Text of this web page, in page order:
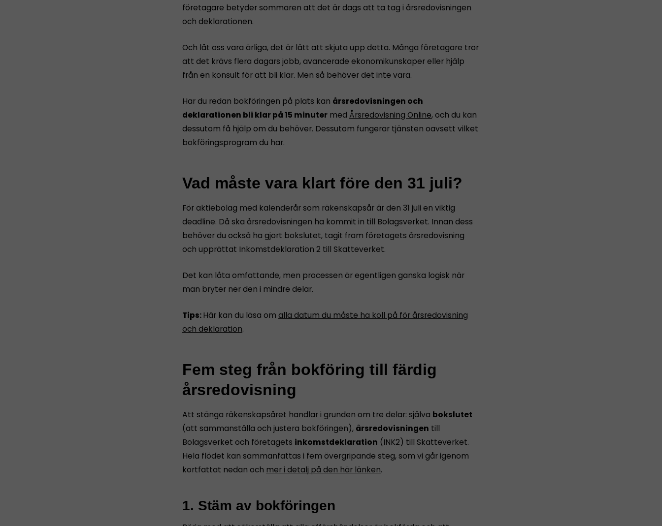
företagare betyder sommaren att det är dags att ta tag i årsredovisningen
och deklarationen.
Och låt oss vara ärliga, det är lätt att skjuta upp detta. Många företagare tror
att det krävs flera dagars jobb, avancerade ekonomikunskaper eller hjälp
från en konsult för att bli klar. Men så behöver det inte vara.
Har du redan bokföringen på plats kan årsredovisningen och
deklarationen bli klar på 15 minuter med Årsredovisning Online, och du kan
dessutom få hjälp om du behöver. Dessutom fungerar tjänsten oavsett vilket
bokföringsprogram du har.
Vad måste vara klart före den 31 juli?
För aktiebolag med kalenderår som räkenskapsår är den 31 juli en viktig
deadline. Då ska årsredovisningen ha kommit in till Bolagsverket. Innan dess
behöver du också ha gjort bokslutet, tagit fram företagets årsredovisning
och upprättat Inkomstdeklaration 2 till Skatteverket.
Det kan låta omfattande, men processen är egentligen ganska logisk när
man bryter ner den i mindre delar.
Tips:Här kan du läsa om alla datum du måste ha koll på för årsredovisning
och deklaration.
Fem steg från bokföring till färdig
årsredovisning
Att stänga räkenskapsåret handlar i grunden om tre delar: själva bokslutet
(att sammanställa och justera bokföringen), årsredovisningen till
Bolagsverket och företagets inkomstdeklaration (INK2) till Skatteverket.
Hela flödet kan sammanfattas i fem övergripande steg, som vi går igenom
kortfattat nedan och mer i detalj på den här länken.
1. Stäm av bokföringen